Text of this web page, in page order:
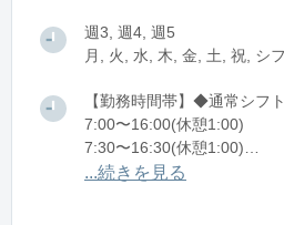
週3, 週4, 週5
月, 火, 水, 木, 金, 土, 祝, シ
【勤務時間帯】◆通常シフ
7:00〜16:00(休憩1:00)
7:30〜16:30(休憩1:00)
8:00〜17:00(休憩1:00)
...続きを見る